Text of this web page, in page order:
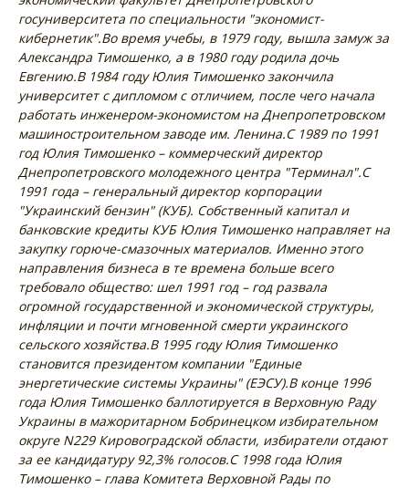
госуниверситета по специальности "экономист-
кибернетик".Во время учебы, в 1979 году, вышла замуж за
Александра Тимошенко, а в 1980 году родила дочь
Евгению.В 1984 году Юлия Тимошенко закончила
университет с дипломом с отличием, после чего начала
работать инженером-экономистом на Днепропетровском
машиностроительном заводе им. Ленина.С 1989 по 1991
год Юлия Тимошенко – коммерческий директор
Днепропетровского молодежного центра "Терминал".С
1991 года – генеральный директор корпорации
"Украинский бензин" (КУБ). Собственный капитал и
банковские кредиты КУБ Юлия Тимошенко направляет на
закупку горюче-смазочных материалов. Именно этого
направления бизнеса в те времена больше всего
требовало общество: шел 1991 год – год развала
огромной государственной и экономической структуры,
инфляции и почти мгновенной смерти украинского
сельского хозяйства.В 1995 году Юлия Тимошенко
становится президентом компании "Единые
энергетические системы Украины" (ЕЭСУ).В конце 1996
года Юлия Тимошенко баллотируется в Верховную Раду
Украины в мажоритарном Бобринецком избирательном
округе N229 Кировоградской области, избиратели отдают
за ее кандидатуру 92,3% голосов.С 1998 года Юлия
Тимошенко – глава Комитета Верховной Рады по